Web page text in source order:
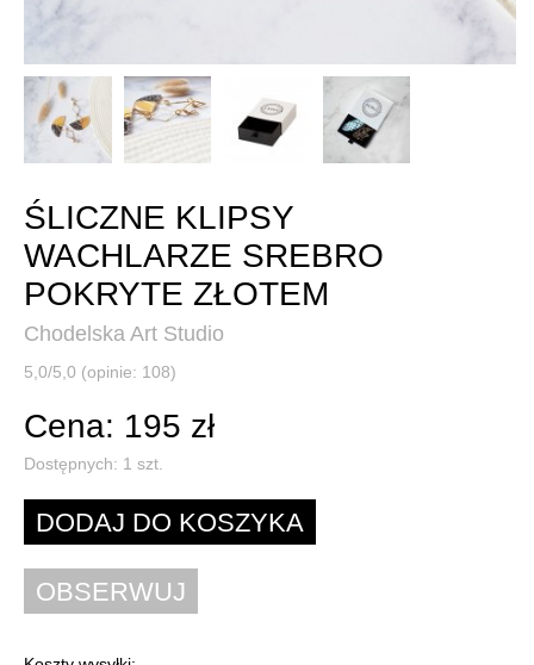
ŚLICZNE KLIPSY
WACHLARZE SREBRO
POKRYTE ZŁOTEM
Chodelska Art Studio
5,0/5,0 (opinie: 108)
Cena: 195 zł
Dostępnych: 1 szt.